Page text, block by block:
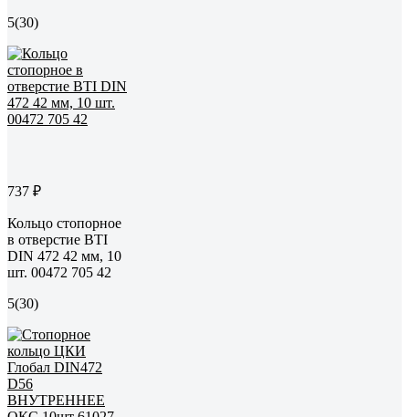
5(30)
737 ₽
Кольцо стопорное
в отверстие BTI
DIN 472 42 мм, 10
шт. 00472 705 42
5(30)